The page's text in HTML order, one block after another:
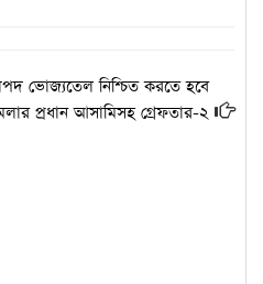
ভোজ্যতেল নিশ্চিত করতে হবে
প্রধান আসামিসহ গ্রেফতার-২